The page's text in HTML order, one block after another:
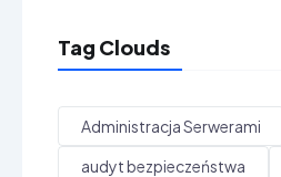
Tag Clouds
Administracja Serwerami
audyt bezpieczeństwa